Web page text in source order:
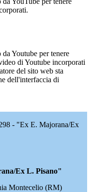
Youtube per tenere
di Youtube incorporati
del sito web sta
dell'interfaccia di
- "Ex E. Majorana/Ex
Ex L. Pisano"
Montecelio (RM)